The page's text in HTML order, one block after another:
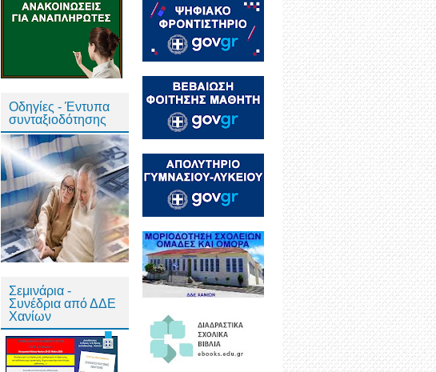
Οδηγίες - Έντυπα
συνταξιοδότησης
Σεμινάρια -
Συνέδρια από ΔΔΕ
Χανίων